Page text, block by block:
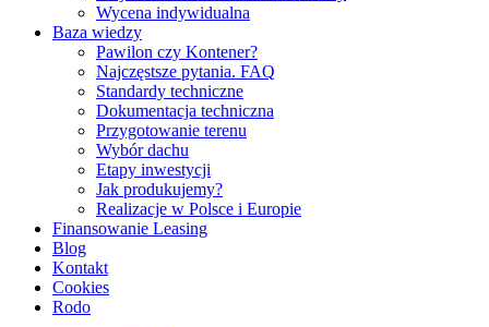
Wycena indywidualna
Baza wiedzy
Pawilon czy Kontener?
Najczęstsze pytania. FAQ
Standardy techniczne
Dokumentacja techniczna
Przygotowanie terenu
Wybór dachu
Etapy inwestycji
Jak produkujemy?
Realizacje w Polsce i Europie
Finansowanie Leasing
Blog
Kontakt
Cookies
Rodo